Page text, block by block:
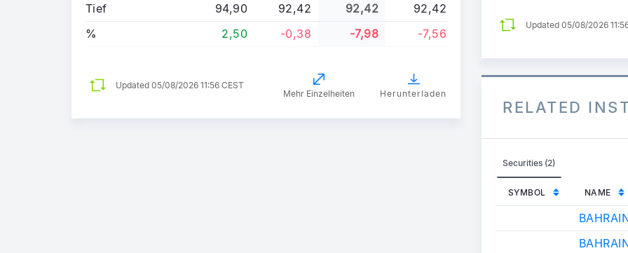
Tief
94,90 92,42 92,42
92,42
%
2,50 -0,38 -7,98 -7,56
Updated 05/08/2026 11:56 CEST
Mehr Einzelheiten
Herunterladen
Updated 05/08/2026
RELATED
Securities (2)
SYMBOL NAME